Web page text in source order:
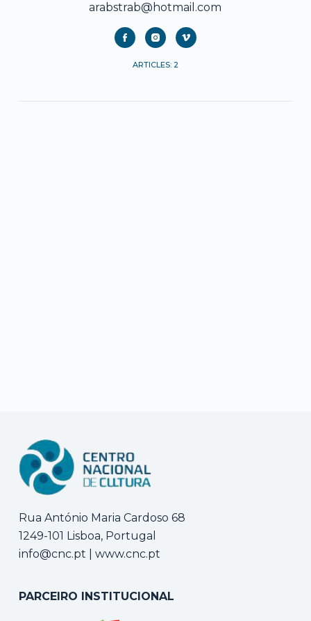
arabstrab@hotmail.com
ARTICLES: 2
Rua António Maria Cardoso 68
1249-101 Lisboa, Portugal
info@cnc.pt
www.cnc.pt
PARCEIRO INSTITUCIONAL